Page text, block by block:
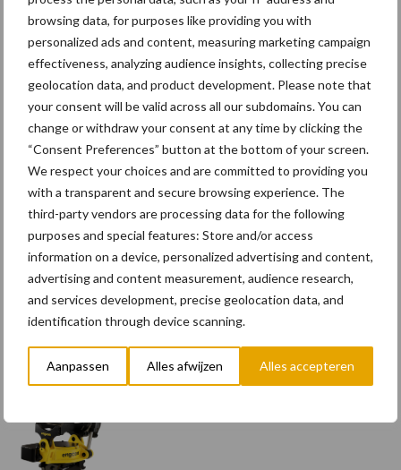
browsing data, for purposes like providing you with
personalized ads and content, measuring marketing campaign
effectiveness, analyzing audience insights, collecting precise
geolocation data, and product development. Please note that
your consent will be valid across all our subdomains. You can
change or withdraw your consent at any time by clicking the
“Consent Preferences” button at the bottom of your screen.
We respect your choices and are committed to providing you
with a transparent and secure browsing experience. The
third-party vendors are processing data for the following
purposes and special features: Store and/or access
information on a device, personalized advertising and content,
advertising and content measurement, audience research,
and services development, precise geolocation data, and
identification through device scanning.
Aanpassen Alles afwijzen Alles accepteren
Primaire
Sidebar
Partner nieuws
11 feb
Terra-nieuws vanaf nu op
deloonwerker.be
20 dec
Wettelijke aanvaardingsplicht
batterijen
17 dec Engcon lanceert EC02 Basic
Activiteiten Bouwmachines